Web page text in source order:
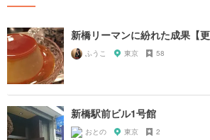
新橋リーマンに紛れた成果【更
ふうこ 東京 58
新橋駅前ビル1号館
おとの 東京 2